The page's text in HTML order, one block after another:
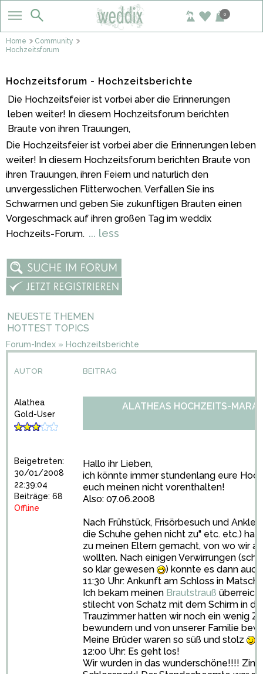
0
Home
Community
Hochzeitsforum
Hochzeitsforum - Hochzeitsberichte
Die Hochzeitsfeier ist vorbei aber die Erinnerungen
leben weiter! In diesem Hochzeitsforum berichten
Braute von ihren Trauungen,
Die Hochzeitsfeier ist vorbei aber die Erinnerungen leben
weiter! In diesem Hochzeitsforum berichten Braute von
ihren Trauungen, ihren Feiern und naturlich den
unvergesslichen Flitterwochen. Verfallen Sie ins
Schwarmen und geben Sie zukunftigen Brauten einen
Vorgeschmack auf ihren großen Tag im weddix
Hochzeits-Forum. ... less
NEUESTE THEMEN
HOTTEST TOPICS
Forum-Index » Hochzeitsberichte
AUTOR BEITRAG
Alathea
Gold-User
Beigetreten:
30/01/2008
22:39:04
Beiträge: 68
Offline
ALATHEAS HOCHZEITS-
Hallo ihr Lieben,
ich könnte immer stundenlang eure
euch meinen nicht vorenthalten!
Also: 07.06.2008
Nach Frühstück, Frisörbesuch und
die Schuhe gehen nicht zu" etc. etc.)
zu meinen Eltern gemacht, von wo wir
wollten. Nach einigen Verwirrungen
so klar gewesen
) konnte es dann
11:30 Uhr: Ankunft am Schloss in
Ich bekam meinen Brautstrauß
stilecht von Schatz mit dem Schirm in
Trauzimmer hatten wir noch ein wenig
bewundern und von unserer Familie
Meine Brüder waren so süß und stolz
12:00 Uhr: Es geht los!
Wir wurden in das wunderschöne!!!!